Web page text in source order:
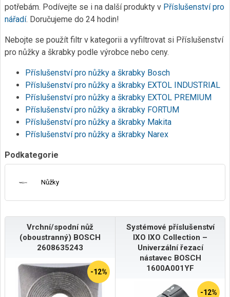
potřebám. Podívejte se i na další produkty v Příslušenství pro
nářadí. Doručujeme do 24 hodin!
Nebojte se použít filtr v kategorii a vyfiltrovat si Příslušenství
pro nůžky a škrabky podle výrobce nebo ceny.
Příslušenství pro nůžky a škrabky Bosch
Příslušenství pro nůžky a škrabky EXTOL INDUSTRIAL
Příslušenství pro nůžky a škrabky EXTOL PREMIUM
Příslušenství pro nůžky a škrabky FORTUM
Příslušenství pro nůžky a škrabky Makita
Příslušenství pro nůžky a škrabky Narex
Podkategorie
Nůžky
Vrchní/spodní nůž
(oboustranný) BOSCH
2608635243
-12%
Systémové příslušenství
IXO IXO Collection –
Univerzální řezací
nástavec BOSCH
1600A001YF
-12%